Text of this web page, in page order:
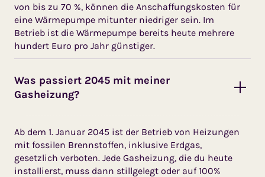
von bis zu 70 %, können die An­schaffungskosten für
eine Wärme­pumpe mitunter niedriger sein. Im
Betrieb ist die Wärmepumpe be­reits heute mehrere
hundert Euro pro Jahr günstiger.
Was passiert 2045 mit meiner
Gasheizung?
Ab dem 1. Januar 2045 ist der Be­trieb von Heizungen
mit fossilen Brennstoffen, inklusive Erdgas,
gesetzlich verboten. Jede Gashei­zung, die du heute
installierst, muss dann stillgelegt oder auf 100%